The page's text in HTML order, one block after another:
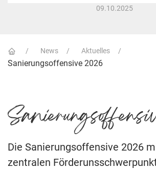
09.10.2025
News Aktuelles
Sanierungsoffensive 2026
Die Sanierungsoffensive 2026
zentralen